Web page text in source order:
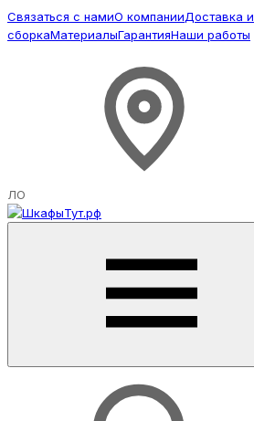
Связаться с намиО компанииДоставка и
сборкаМатериалыГарантияНаши работы
ЛО